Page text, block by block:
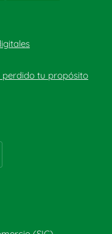
perdido tu propósito